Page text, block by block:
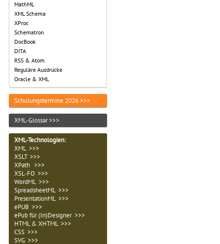
MathML
XML Schema
XProc
Schematron
DocBook
DITA
RSS & Atom
Reguläre Ausdrücke
Oracle & XML
Schulungstermine 2026 >>>
XML-Glossar >>>
XML-Technologien:
XML >>>
XSLT >>>
XPath >>>
XSL-FO >>>
WordML >>>
SpreadsheetML >>>
PresentationML >>>
ePUB >>>
ePub für (In)Designer >>>
HTML & XHTML >>>
CSS >>>
SVG >>>